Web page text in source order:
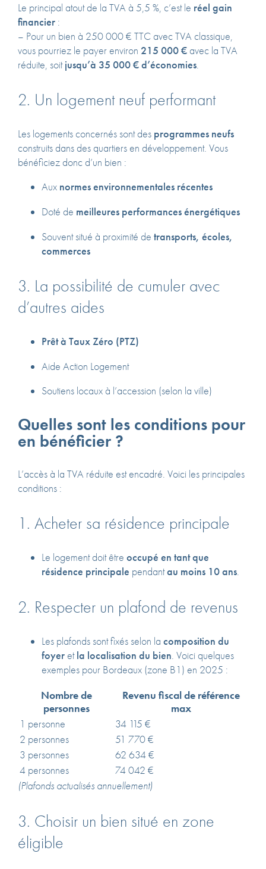
Le principal atout de la TVA à 5,5 %, c’est le réel gain
financier :
– Pour un bien à 250 000 € TTC avec TVA classique,
vous pourriez le payer environ 215 000 €avec la TVA
réduite, soitjusqu’à 35 000 € d’économies.
2. Un logement neuf performant
Les logements concernés sont des programmes neufs
construits dans des quartiers en développement. Vous
bénéficiez donc d’un bien :
Aux normes environnementales récentes
Doté de meilleures performances énergétiques
Souvent situé à proximité de transports, écoles,
commerces
3. La possibilité de cumuler avec
d’autres aides
Prêt à Taux Zéro (PTZ)
Aide Action Logement
Soutiens locaux à l’accession (selon la ville)
Quelles sont les conditions pour
en bénéficier ?
L’accès à la TVA réduite est encadré. Voici les principales
conditions :
1. Acheter sa résidence principale
Le logement doit être occupé en tant que
résidence principale pendantau moins 10 ans.
2. Respecter un plafond de revenus
Les plafonds sont fixés selon la composition du
foyeretla localisation du bien. Voici quelques
exemples pour Bordeaux (zone B1) en 2025 :
Nombre de
personnes
Revenu fiscal de référence
max
1 personne
34 115 €
2 personnes
51 770 €
3 personnes
62 634 €
4 personnes
74 042 €
(Plafonds actualisés annuellement)
3. Choisir un bien situé en zone
éligible